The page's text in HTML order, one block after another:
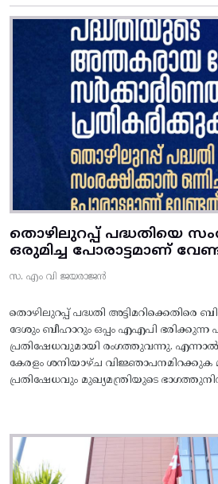
തൊഴിലുറപ്പ് പദ്ധതിയെ
ഒരുമിച്ച പോരാട്ടമാണ്
സ. എം വി ജയരാജൻ
തൊഴിലുറപ്പ് പദ്ധതി അട്ടിമറിക്കെതിരെ
ദേശും ബീഹാറും ഒപ്പം എഎപി
പ്രതിഷേധവുമായി രംഗത്തുവന്നു.
കേരളം ശനിയാഴ്ച
പ്രതിഷേധവും മുഖ്യമന്ത്രിയുടെ